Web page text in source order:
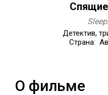
Детектив,
Страна:
О фильме